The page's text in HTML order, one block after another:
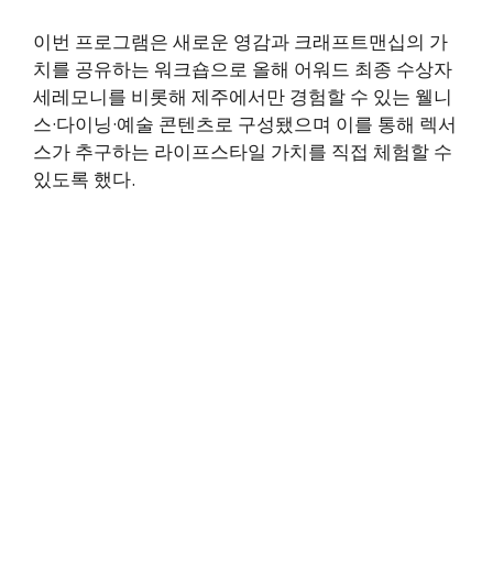
이번 프로그램은 새로운 영감과 크래프트맨십의 가
치를 공유하는 워크숍으로 올해 어워드 최종 수상자
세레모니를 비롯해 제주에서만 경험할 수 있는 웰니
스·다이닝·예술 콘텐츠로 구성됐으며 이를 통해 렉서
스가 추구하는 라이프스타일 가치를 직접 체험할 수
있도록 했다.